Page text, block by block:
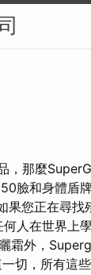
，那麼
臉和身體盾
您正在尋找
人在世界上
霜外，
一切，所有這